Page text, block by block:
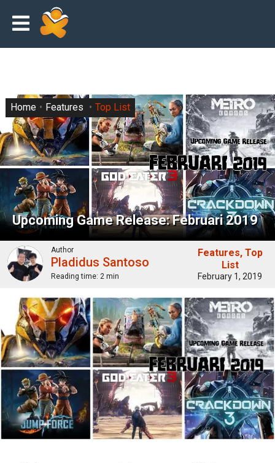
Upcoming Game Release: Februari 2019
Home Features Top List
Author
Pladidus Santoso
Reading time: 2 min
Features Top
List
February 1, 2019